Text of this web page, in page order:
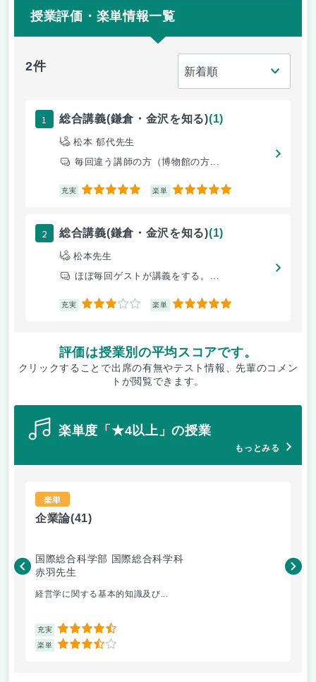
授業評価・楽単情報一覧
2件
1 総合講義(鎌倉・金沢を知る)(1)
松本 郁代先生
毎回違う講師の方（博物館の方...
充実 5 楽単 5
2 総合講義(鎌倉・金沢を知る)(1)
松本先生
ほぼ毎回ゲストが講義をする。...
充実 3 楽単 5
評価は授業別の平均スコアです。
クリックすることで出席の有無やテスト情報、先輩のコメン
トが閲覧できます。
楽単度「★4以上」の授業
もっとみる
楽単
企業論(41)
国際総合科学部 国際総合科学科
赤羽先生
経営学に関する基本的知識及び...
充実 4.5
楽単 3.5
平